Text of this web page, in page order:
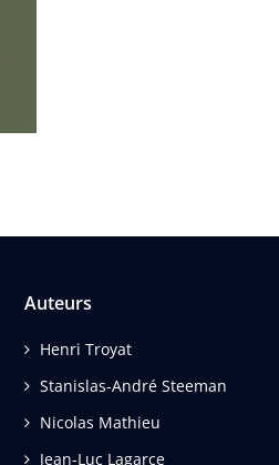
Auteurs
Henri Troyat
Stanislas-André Steeman
Nicolas Mathieu
Jean-Luc Lagarce